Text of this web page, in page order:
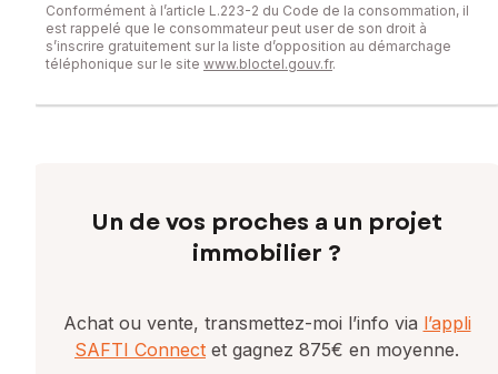
Conformément à l’article L.223-2 du Code de la consommation, il
est rappelé que le consommateur peut user de son droit à
s’inscrire gratuitement sur la liste d’opposition au démarchage
téléphonique sur le site www.bloctel.gouv.fr.
Un de vos proches a un projet
immobilier ?
Achat ou vente, transmettez-moi l’info via l’appli
SAFTI Connect et gagnez 875€ en moyenne.